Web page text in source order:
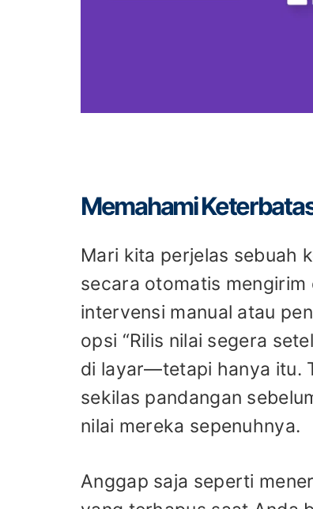
Memahami
Mari kita perjelas sebuah
secara otomatis
intervensi manual atau
opsi “Rilis nilai segera
di layar—tetapi hanya itu.
sekilas pandangan
nilai mereka sepenuhnya.
Anggap saja seperti